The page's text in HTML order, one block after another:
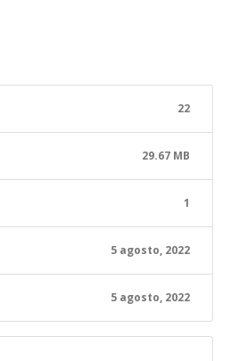
22
29.67 MB
1
5 agosto, 2022
5 agosto, 2022